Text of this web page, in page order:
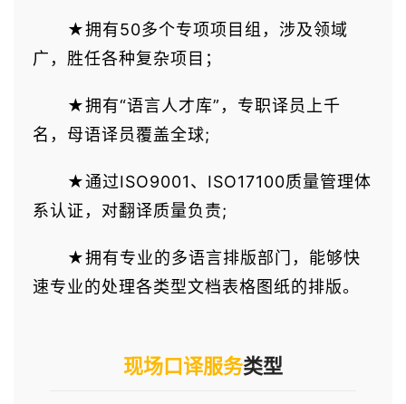
★拥有50多个专项项目组，涉及领域
广，胜任各种复杂项目；
★拥有“语言人才库”，专职译员上千
名，母语译员覆盖全球;
★通过ISO9001、ISO17100质量管理体
系认证，对翻译质量负责;
★拥有专业的多语言排版部门，能够快
速专业的处理各类型文档表格图纸的排版。
现场口译服务类型